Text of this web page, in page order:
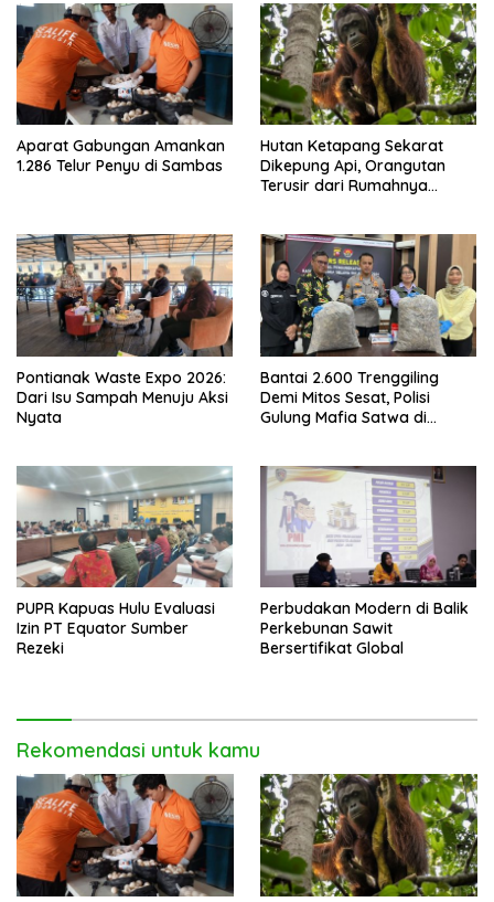
Aparat Gabungan Amankan
1.286 Telur Penyu di Sambas
Hutan Ketapang Sekarat
Dikepung Api, Orangutan
Terusir dari Rumahnya
Pontianak Waste Expo 2026:
Dari Isu Sampah Menuju Aksi
Nyata
Bantai 2.600 Trenggiling
Demi Mitos Sesat, Polisi
Gulung Mafia Satwa di
PUPR Kapuas Hulu Evaluasi
Izin PT Equator Sumber
Rezeki
Perbudakan Modern di Balik
Perkebunan Sawit
Bersertifikat Global
Rekomendasi untuk kamu